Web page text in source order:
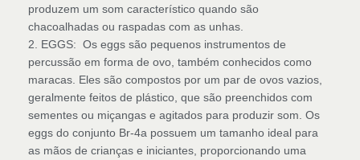
produzem um som característico quando são
chacoalhadas ou raspadas com as unhas.
2. EGGS: Os eggs são pequenos instrumentos de
percussão em forma de ovo, também conhecidos como
maracas. Eles são compostos por um par de ovos vazios,
geralmente feitos de plástico, que são preenchidos com
sementes ou miçangas e agitados para produzir som. Os
eggs do conjunto Br-4a possuem um tamanho ideal para
as mãos de crianças e iniciantes, proporcionando uma